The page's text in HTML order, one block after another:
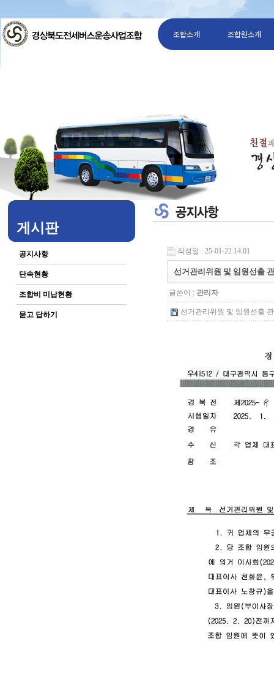
조합소개 조합원소개
게시판
공지사항
단속현황
조합비 미납현황
묻고 답하기
작성일 : 25-01-22 14:01
선거관리위원 및 임원선출
글쓴이 : 관리자
선거관리위원 및 임원선출